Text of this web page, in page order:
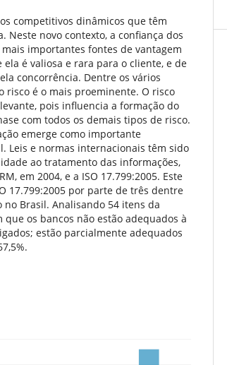
competitivos dinâmicos que têm
Neste novo contexto, a confiança dos
importantes fontes de vantagem
é valiosa e rara para o cliente, e de
concorrência. Dentre os vários
risco é o mais proeminente. O risco
pois influencia a formação do
com todos os demais tipos de risco.
emerge como importante
Leis e normas internacionais têm sido
ao tratamento das informações,
em 2004, e a ISO 17.799:2005. Este
17.799:2005 por parte de três dentre
Brasil. Analisando 54 itens da
os bancos não estão adequados à
estão parcialmente adequados